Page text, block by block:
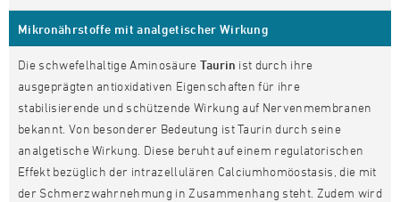
Mikronährstoffe mit analgetischer Wirkung
Die schwefelhaltige Aminosäure Taurin ist durch ihre
ausgeprägten antioxidativen Eigenschaften für ihre
stabilisierende und schützende Wirkung auf Nervenmembranen
bekannt. Von besonderer Bedeutung ist Taurin durch seine
analgetische Wirkung. Diese beruht auf einem regulatorischen
Effekt bezüglich der intrazellulären Calciumhomöostasis, die mit
der Schmerzwahrnehmung in Zusammenhang steht. Zudem wird